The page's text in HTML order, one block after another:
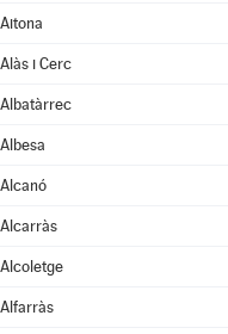
Aitona
Alàs i Cerc
Albatàrrec
Albesa
Alcanó
Alcarràs
Alcoletge
Alfarràs